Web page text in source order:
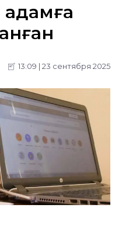
адамға
13:09 | 23 сентября 2025